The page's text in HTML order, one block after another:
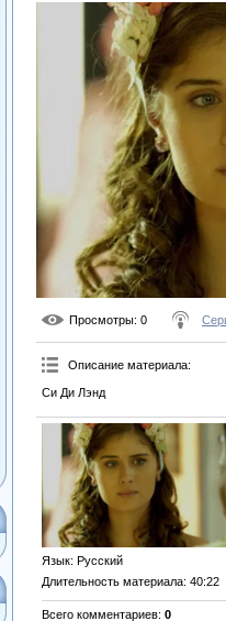
Просмотры: 0
Описание материала:
Си Ди Лэнд
Язык: Русский
Длительность материала: 40:22
Всего комментариев: 0